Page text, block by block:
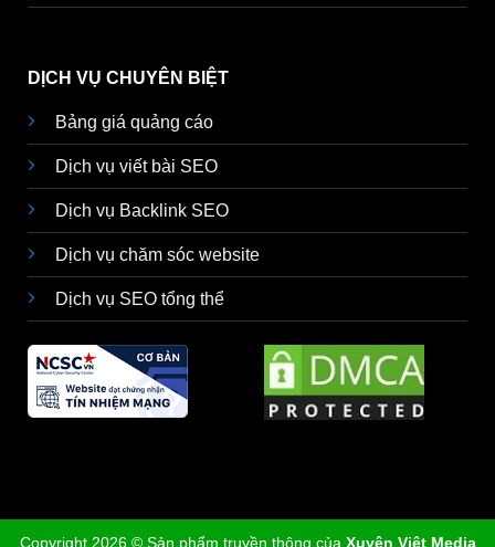
DỊCH VỤ CHUYÊN BIỆT
Bảng giá quảng cáo
Dịch vụ viết bài SEO
Dịch vụ Backlink SEO
Dịch vụ chăm sóc website
Dịch vụ SEO tổng thể
Copyright 2026 © Sản phẩm truyền thông của Xuyên Việt Media